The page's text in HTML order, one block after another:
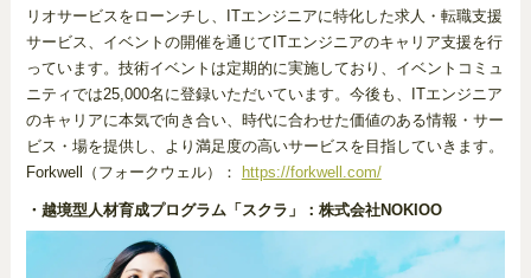
リオサービスをローンチし、ITエンジニアに特化した求人・転職支援
サービス、イベントの開催を通じてITエンジニアのキャリア支援を行
っています。技術イベントは定期的に実施しており、イベントコミュ
ニティでは25,000名に登録いただいています。今後も、ITエンジニア
のキャリアに本気で向き合い、時代に合わせた価値のある情報・サー
ビス・場を提供し、より満足度の高いサービスを目指していきます。
Forkwell（フォークウェル）： https://forkwell.com/
・越境型人材育成プログラム「スクラ」：株式会社NOKIOO